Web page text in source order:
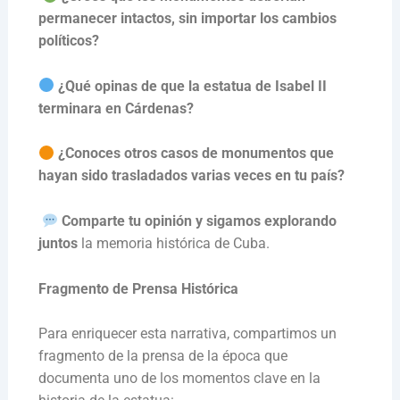
permanecer intactos, sin importar los cambios
políticos?
¿Qué opinas de que la estatua de Isabel II
terminara en Cárdenas?
¿Conoces otros casos de monumentos que
hayan sido trasladados varias veces en tu país?
Comparte tu opinión y sigamos explorando
juntos la memoria histórica de Cuba.
Fragmento de Prensa Histórica
Para enriquecer esta narrativa, compartimos un
fragmento de la prensa de la época que
documenta uno de los momentos clave en la